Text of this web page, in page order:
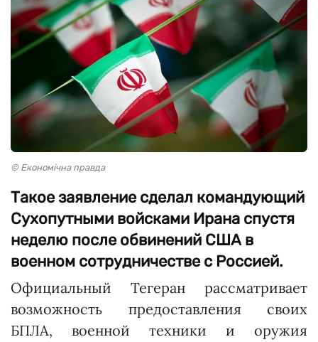
© Економічна правда
Такое заявление сделал командующий
Сухопутными войсками Ирана спустя
неделю после обвинений США в
военном сотрудничестве с Россией.
Официальный Тегеран рассматривает
возможность предоставления своих
БПЛА, военной техники и оружия